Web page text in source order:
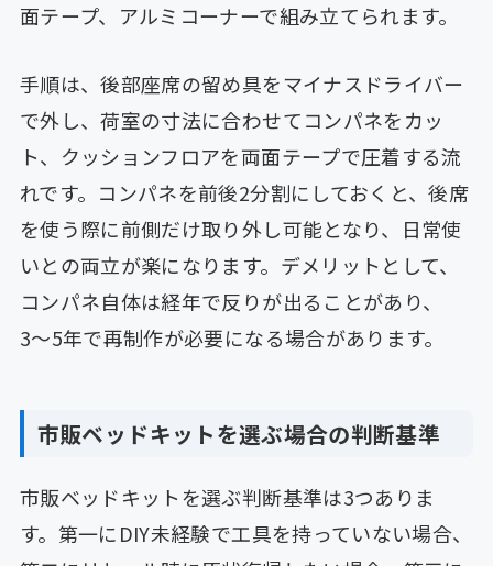
面テープ、アルミコーナーで組み立てられます。
手順は、後部座席の留め具をマイナスドライバー
で外し、荷室の寸法に合わせてコンパネをカッ
ト、クッションフロアを両面テープで圧着する流
れです。コンパネを前後2分割にしておくと、後席
を使う際に前側だけ取り外し可能となり、日常使
いとの両立が楽になります。デメリットとして、
コンパネ自体は経年で反りが出ることがあり、
3〜5年で再制作が必要になる場合があります。
市販ベッドキットを選ぶ場合の判断基準
市販ベッドキットを選ぶ判断基準は3つありま
す。第一にDIY未経験で工具を持っていない場合、